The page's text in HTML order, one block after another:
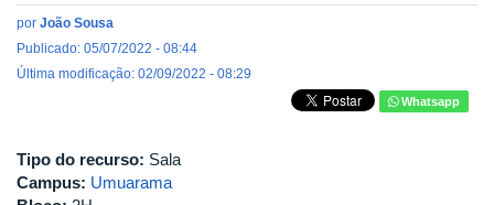
por João Sousa
Publicado: 05/07/2022 - 08:44
Última modificação: 02/09/2022 - 08:29
Whatsapp
Tipo do recurso: Sala
Campus: Umuarama